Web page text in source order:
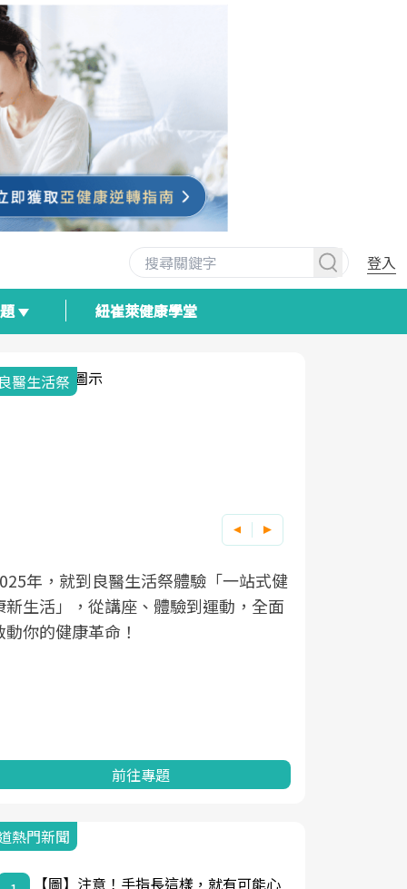
登入
紐崔萊健康學堂
我與健康韌性的距離
良醫健康網從「換季的身體變化」出發，
透過醫學觀點與日常感受的對話，建立對
亞健康的認知，進而引導實際的改善行
前往專題
熱門新聞
【圖】注意！手指長這樣，就有可能心